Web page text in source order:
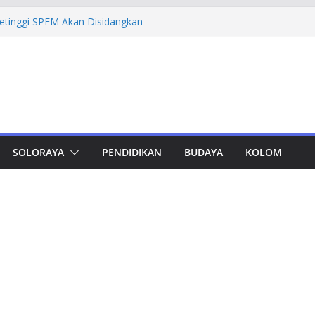
SPEM Akan Disidangkan
Jateng Pastikan Tak Ada Kendala
Tampung 2.692 Siswa, Taj Yasin:
Cadangan Rp1,2 Triliun untuk Pilgub
Mulai 2027
SOLORAYA PENDIDIKAN BUDAYA KOLOM